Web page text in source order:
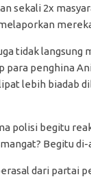
sekali 2x
tidak langsung
para penghina
lebih biadab
polisi begitu
Begitu
dari partai